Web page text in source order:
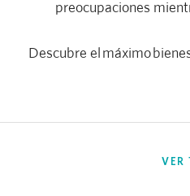
preocupaciones
Descubre el máximo
VER